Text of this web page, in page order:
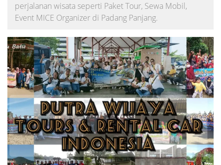
perjalanan wisata seperti Paket Tour, Sewa Mobil,
Event MICE Organizer di Padang Panjang.